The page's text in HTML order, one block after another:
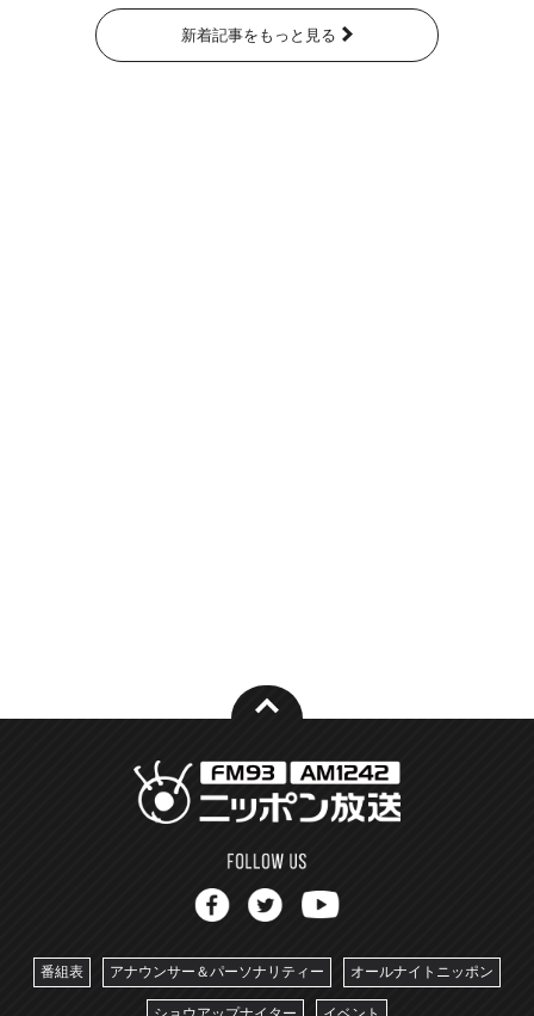
新着記事をもっと見る
番組表 アナウンサー＆パーソナリティー オールナイトニッポン